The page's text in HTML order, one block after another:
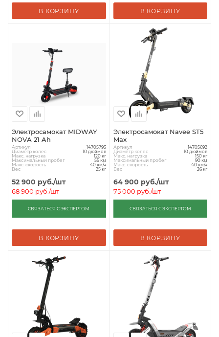
В КОРЗИНУ В КОРЗИНУ
Электросамокат MIDWAY
NOVA 21 Ah
Артикул 14705793
Диаметр колес 10 дюймов
Макс. нагрузка 120 кг
Максимальный пробег 55 км
Макс. скорость 40 км/ч
Вес 25 кг
52 900 руб./шт
68 900руб./шт
СВЯЗАТЬСЯ С ЭКСПЕРТОМ
В КОРЗИНУ
Электросамокат Navee ST5
Max
Артикул 14705692
Диаметр колес 10 дюймов
Макс. нагрузка 150 кг
Максимальный пробег 90 км
Макс. скорость 40 км/ч
Вес 26 кг
64 900 руб./шт
75 000руб./шт
СВЯЗАТЬСЯ С ЭКСПЕРТОМ
В КОРЗИНУ